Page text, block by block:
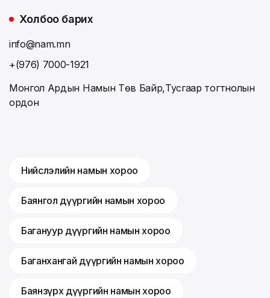
Холбоо барих
info@nam.mn
+(976) 7000-1921
Монгол Ардын Намын Төв Байр,Тусгаар тогтнолын
ордон
Нийслэлийн намын хороо
Баянгол дүүргийн намын хороо
Багануур дүүргийн намын хороо
Баганхангай дүүргийн намын хороо
Баянзүрх дүүргийн намын хороо